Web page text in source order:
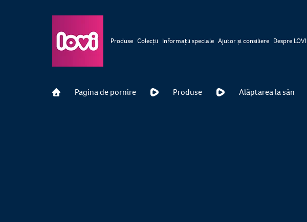
Produse Colecții Informații speciale Ajutor și consiliere Despre LOVI
Pagina de pornire Produse Alăptarea la sân